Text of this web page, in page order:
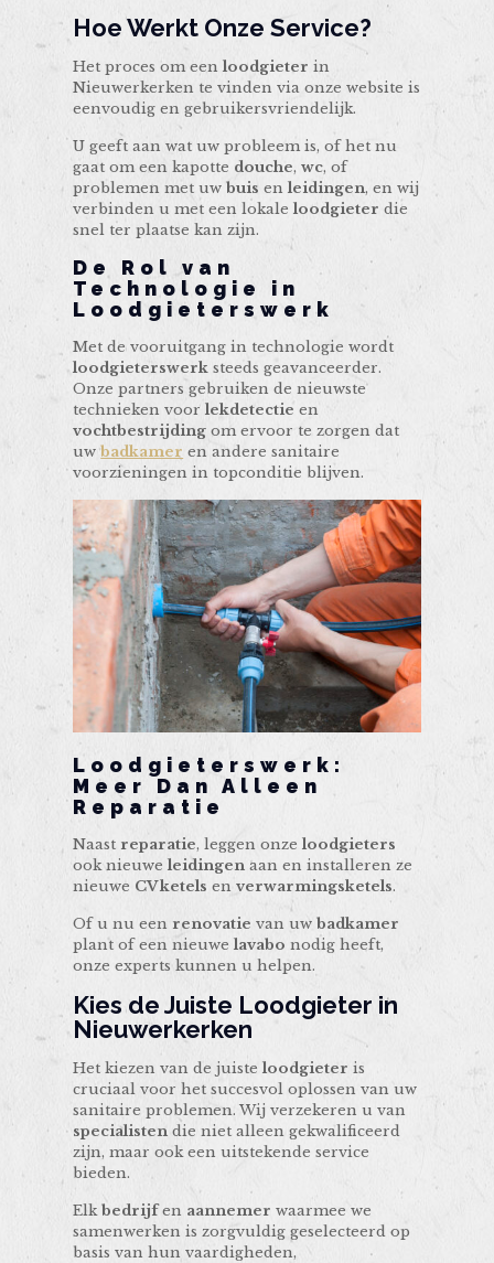
Hoe Werkt Onze Service?
Het proces om eenloodgieter in
Nieuwerkerken te vinden via onze website is
eenvoudig en gebruikersvriendelijk.
U geeft aan wat uw probleem is, of het nu
gaat om een kapotte douche,wc, of
problemen met uwbuis enleidingen, en wij
verbinden u met een lokaleloodgieter die
snel ter plaatse kan zijn.
De Rol van
Technologie in
Loodgieterswerk
Met de vooruitgang in technologie wordt
loodgieterswerk steeds geavanceerder.
Onze partners gebruiken de nieuwste
technieken voorlekdetectie en
vochtbestrijding om ervoor te zorgen dat
uwbadkamer en andere sanitaire
voorzieningen in topconditie blijven.
Loodgieterswerk:
Meer Dan Alleen
Reparatie
Naast reparatie, leggen onzeloodgieters
ook nieuweleidingen aan en installeren ze
nieuwe CV ketels enverwarmingsketels.
Of u nu een renovatie van uwbadkamer
plant of een nieuwelavabo nodig heeft,
onze experts kunnen u helpen.
Kies de Juiste Loodgieter in
Nieuwerkerken
Het kiezen van de juisteloodgieter is
cruciaal voor het succesvol oplossen van uw
sanitaire problemen. Wij verzekeren u van
specialisten die niet alleen gekwalificeerd
zijn, maar ook een uitstekende service
bieden.
Elkbedrijfen aannemer waarmee we
samenwerken is zorgvuldig geselecteerd op
basis van hun vaardigheden,